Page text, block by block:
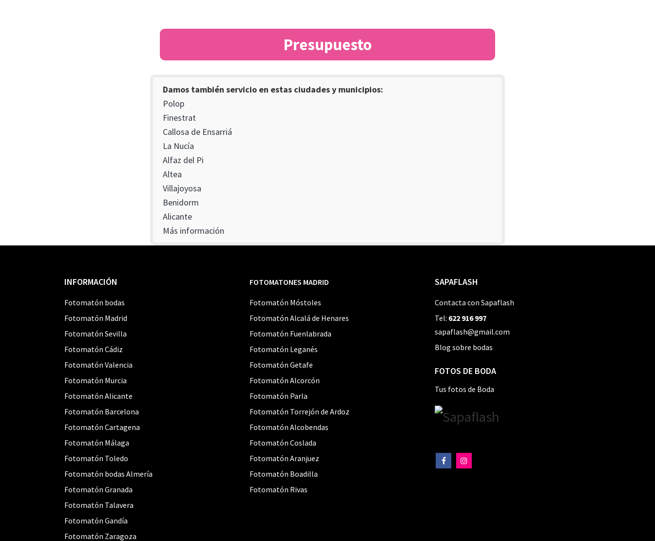
Presupuesto
Damos también servicio en estas ciudades y municipios:
Polop
Finestrat
Callosa de Ensarriá
La Nucía
Alfaz del Pi
Altea
Villajoyosa
Benidorm
Alicante
Más información
INFORMACIÓN
Fotomatón bodas
Fotomatón Madrid
Fotomatón Sevilla
Fotomatón Cádiz
Fotomatón Valencia
Fotomatón Murcia
Fotomatón Alicante
Fotomatón Barcelona
Fotomatón Cartagena
Fotomatón Málaga
Fotomatón Toledo
Fotomatón bodas Almería
Fotomatón Granada
Fotomatón Talavera
Fotomatón Gandía
Fotomatón Zaragoza
FOTOMATONES MADRID
Fotomatón Móstoles
Fotomatón Alcalá de Henares
Fotomatón Fuenlabrada
Fotomatón Leganés
Fotomatón Getafe
Fotomatón Alcorcón
Fotomatón Parla
Fotomatón Torrejón de Ardoz
Fotomatón Alcobendas
Fotomatón Coslada
Fotomatón Aranjuez
Fotomatón Boadilla
Fotomatón Rivas
SAPAFLASH
Contacta con Sapaflash
Tel: 622 916 997
sapaflash@gmail.com
Blog sobre bodas
FOTOS DE BODA
Tus fotos de Boda